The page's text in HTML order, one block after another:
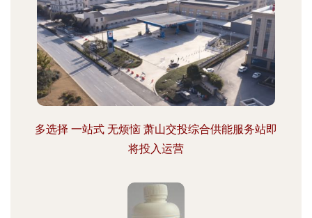
多选择 一站式 无烦恼 萧山交投综合供能服务站即
将投入运营